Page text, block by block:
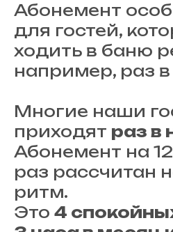
Абонемент
для гостей,
ходить в баню
например, раз
Многие наши
приходят раз в
Абонемент на
раз рассчитан
ритм.
Это 4